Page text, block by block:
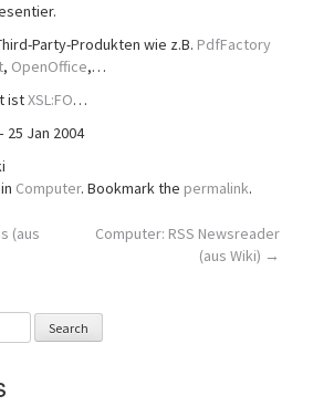
Party-Produkten wie z.B. PdfFactory
, OpenOffice,…
istXSL:FO…
Jan 2004
Computer. Bookmark the permalink.
(aus
Computer: RSS Newsreader
(aus Wiki) →